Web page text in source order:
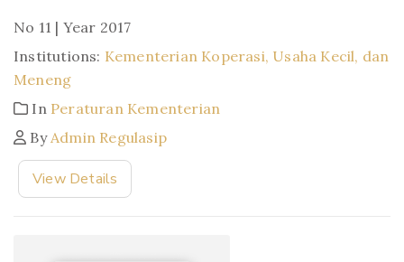
No 11 | Year 2017
Institutions: Kementerian Koperasi, Usaha Kecil, dan
Meneng
In Peraturan Kementerian
By Admin Regulasip
View Details